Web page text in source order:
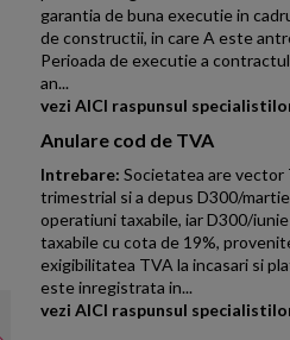
garantia de buna executie in
de constructii, in care A este
Perioada de executie a
an...
vezi AICI raspunsul
Anulare cod de TVA
Intrebare: Societatea are vector
trimestrial si a depus D300/
operatiuni taxabile, iar D300/
taxabile cu cota de 19%,
exigibilitatea TVA la incasari si
este inregistrata in...
vezi AICI raspunsul